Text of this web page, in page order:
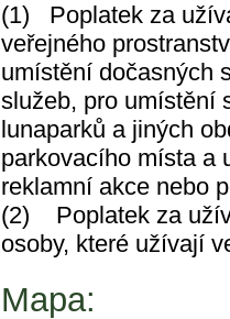
(1) Poplatek za
veřejného
umístění dočasných
služeb, pro umístění
lunaparků a jiných
parkovacího místa a
reklamní akce nebo
(2) Poplatek za
osoby, které užívají
Mapa: